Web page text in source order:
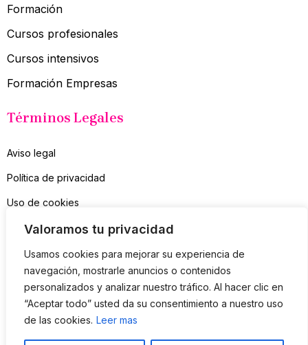
Valoramos tu privacidad
Usamos cookies para mejorar su experiencia de
navegación, mostrarle anuncios o contenidos
personalizados y analizar nuestro tráfico. Al hacer clic en
“Aceptar todo” usted da su consentimiento a nuestro uso
de las cookies. Leer mas
Formación
Cursos profesionales
Cursos intensivos
Formación Empresas
Términos Legales
Aviso legal
Política de privacidad
Uso de cookies
Contacto
Suscríbete a mi Newsletter
Sólo consejos útiles, nada de spam